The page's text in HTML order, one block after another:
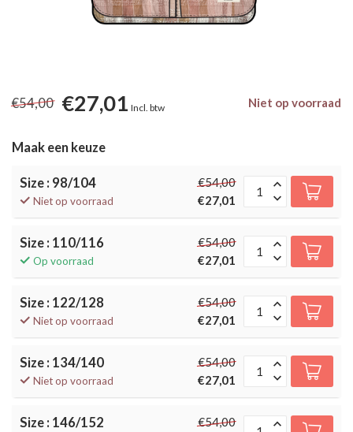
€54,00 €27,01 Incl. btw Niet op voorraad
Maak een keuze
Size : 98/104
Niet op voorraad
€54,00
€27,01
Size : 110/116
Op voorraad
€54,00
€27,01
Size : 122/128
Niet op voorraad
€54,00
€27,01
Size : 134/140
Niet op voorraad
€54,00
€27,01
Size : 146/152
€54,00